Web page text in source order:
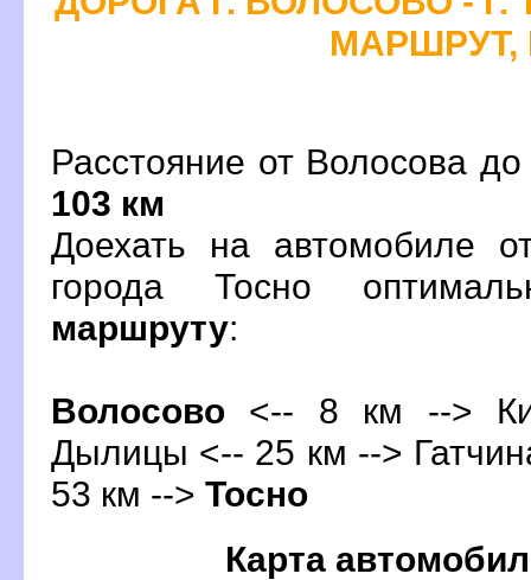
МАРШРУТ,
Расстояние от Волосова
103 км
Доехать на автомобиле
орода Тосно
маршруту:
олосово <-- 8 км -->
Дылицы <-- 25 км -->
53 км --> Тосно
Карта